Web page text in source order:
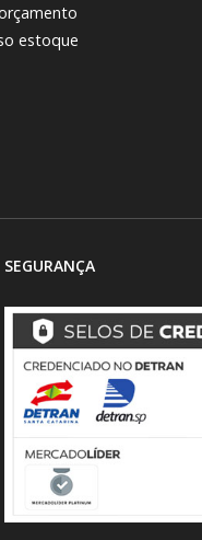
estoque
SEGURANÇA